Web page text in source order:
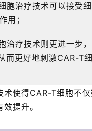
胞治疗技术可以接受
用；
治疗技术则更进一步
而更好地刺激CAR-T细
术使得CAR-T细胞不
提升。